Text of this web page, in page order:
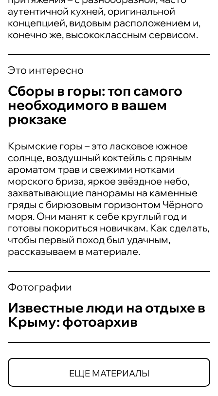
аутентичной кухней, оригинальной
концепцией, видовым расположением и,
конечно же, высококлассным сервисом.
Это интересно
Сборы в горы: топ самого
необходимого в вашем
рюкзаке
Крымские горы – это ласковое южное
солнце, воздушный коктейль с пряным
ароматом трав и свежими нотками
морского бриза, яркое звёздное небо,
захватывающие панорамы на каменные
гряды с бирюзовым горизонтом Чёрного
моря. Они манят к себе круглый год и
готовы покориться новичкам. Как сделать,
чтобы первый поход был удачным,
рассказываем в материале.
Фотографии
Известные люди на отдыхе в
Крыму: фотоархив
ЕЩЕ МАТЕРИАЛЫ